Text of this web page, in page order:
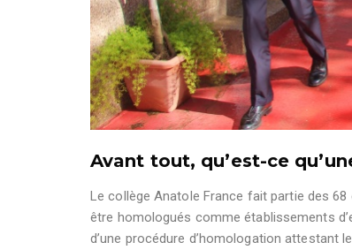
Avant tout, qu’est-ce
Le collège Anatole France fait partie des 68
être homologués comme établissements
d’une procédure d’homologation attestant